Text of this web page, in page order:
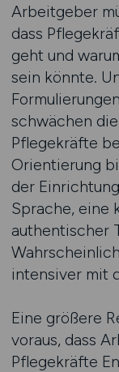
Arbeitgeber
dass
geht und
sein könnte.
schwächen
Pflegekräfte
Orientierung
der
Sprache, eine
authentischer
intensiver mit
Eine größere
voraus, dass
Pflegekräfte